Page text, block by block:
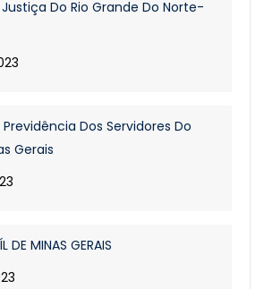
Do Rio Grande Do Norte-
Dos Servidores Do
Gerais
DE MINAS GERAIS